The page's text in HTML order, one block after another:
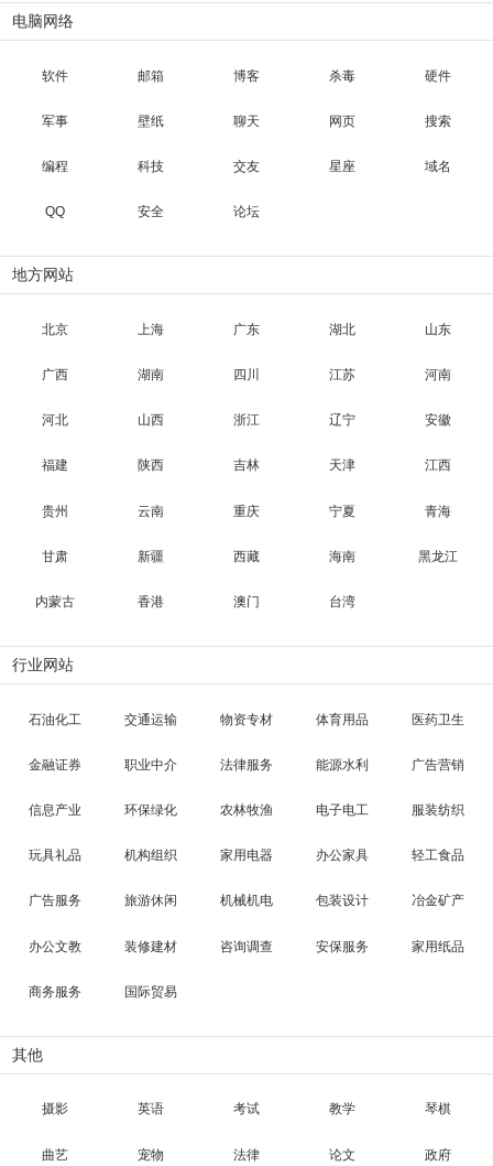
电脑网络
软件 邮箱 博客 杀毒 硬件
军事 壁纸 聊天 网页 搜索
编程 科技 交友 星座 域名
QQ 安全 论坛
地方网站
北京 上海 广东 湖北 山东
广西 湖南 四川 江苏 河南
河北 山西 浙江 辽宁 安徽
福建 陕西 吉林 天津 江西
贵州 云南 重庆 宁夏 青海
甘肃 新疆 西藏 海南 黑龙江
内蒙古 香港 澳门 台湾
行业网站
石油化工 交通运输 物资专材 体育用品 医药卫生
金融证券 职业中介 法律服务 能源水利 广告营销
信息产业 环保绿化 农林牧渔 电子电工 服装纺织
玩具礼品 机构组织 家用电器 办公家具 轻工食品
广告服务 旅游休闲 机械机电 包装设计 冶金矿产
办公文教 装修建材 咨询调查 安保服务 家用纸品
商务服务 国际贸易
其他
摄影 英语 考试 教学 琴棋
曲艺 宠物 法律 论文 政府